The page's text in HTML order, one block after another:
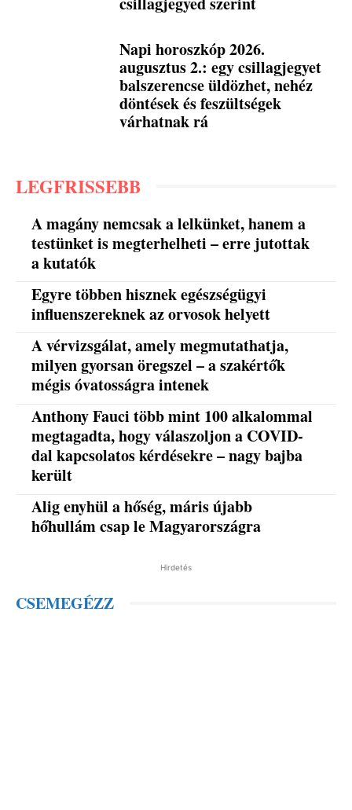
Napi horoszkóp 2026.
augusztus 2.: egy csillagjegyet
balszerencse üldözhet, nehéz
döntések és feszültségek
várhatnak rá
LEGFRISSEBB
A magány nemcsak a lelkünket, hanem a
testünket is megterhelheti – erre jutottak
a kutatók
Egyre többen hisznek egészségügyi
influenszereknek az orvosok helyett
A vérvizsgálat, amely megmutathatja,
milyen gyorsan öregszel – a szakértők
mégis óvatosságra intenek
Anthony Fauci több mint 100 alkalommal
megtagadta, hogy válaszoljon a COVID-
dal kapcsolatos kérdésekre – nagy bajba
került
Alig enyhül a hőség, máris újabb
hőhullám csap le Magyarországra
Hirdetés
CSEMEGÉZZ